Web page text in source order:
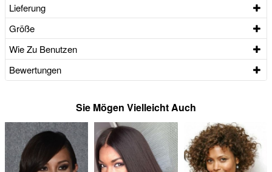
Lieferung
Größe
Wie Zu Benutzen
Bewertungen
Sie Mögen Vielleicht Auch